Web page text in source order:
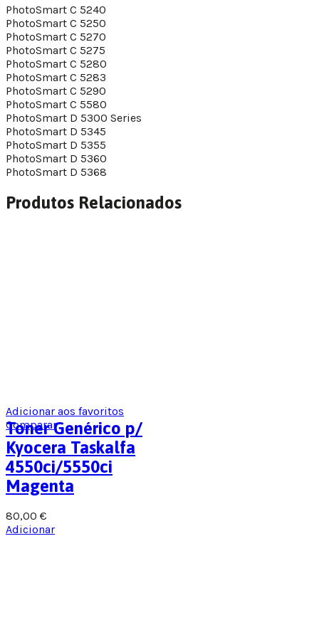
PhotoSmart C 5240
PhotoSmart C 5250
PhotoSmart C 5270
PhotoSmart C 5275
PhotoSmart C 5280
PhotoSmart C 5283
PhotoSmart C 5290
PhotoSmart C 5580
PhotoSmart D 5300 Series
PhotoSmart D 5345
PhotoSmart D 5355
PhotoSmart D 5360
PhotoSmart D 5368
Produtos Relacionados
Adicionar aos favoritos
Comparar
Toner Genérico p/
Kyocera Taskalfa
4550ci/5550ci
Magenta
80,00 €
Adicionar